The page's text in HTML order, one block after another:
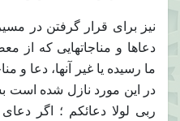
نيز براى قرار گرفتن در
دعاها و مناجاتهايى كه از
ما رسيده يا غير آنها، دعا و
در اين مورد نازل شده است
ربى لولا دعائكم ؛ اگر